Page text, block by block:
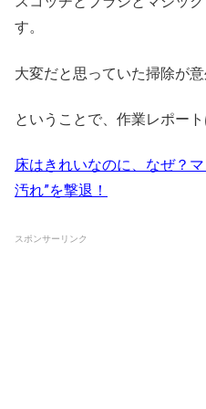
す。
大変だと思っていた掃除が
ということで、作業レポート
床はきれいなのに、なぜ？
汚れ”を撃退！
スポンサーリンク